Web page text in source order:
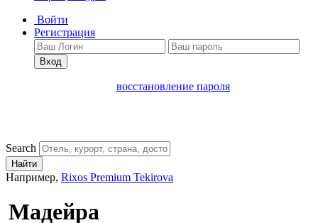
Войти
Регистрация
Вход
восстановление пароля
Search
Найти
Например, Rixos Premium Tekirova
Мадейра